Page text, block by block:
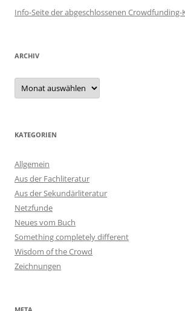
Info-Seite der abgeschlossenen Crowdfunding-
ARCHIV
Archiv
KATEGORIEN
Allgemein
Aus der Fachliteratur
Aus der Sekundärliteratur
Netzfunde
Neues vom Buch
Something completely different
Wisdom of the Crowd
Zeichnungen